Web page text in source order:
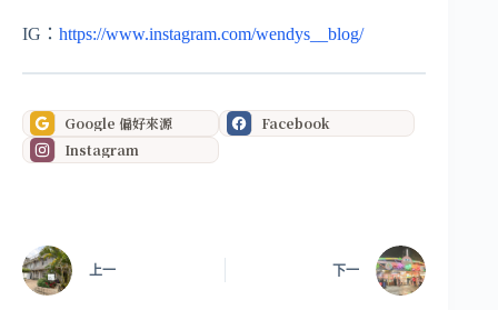
IG： https://www.instagram.com/wendys__blog/
Google 偏好來源
Facebook
Instagram
上一 下一